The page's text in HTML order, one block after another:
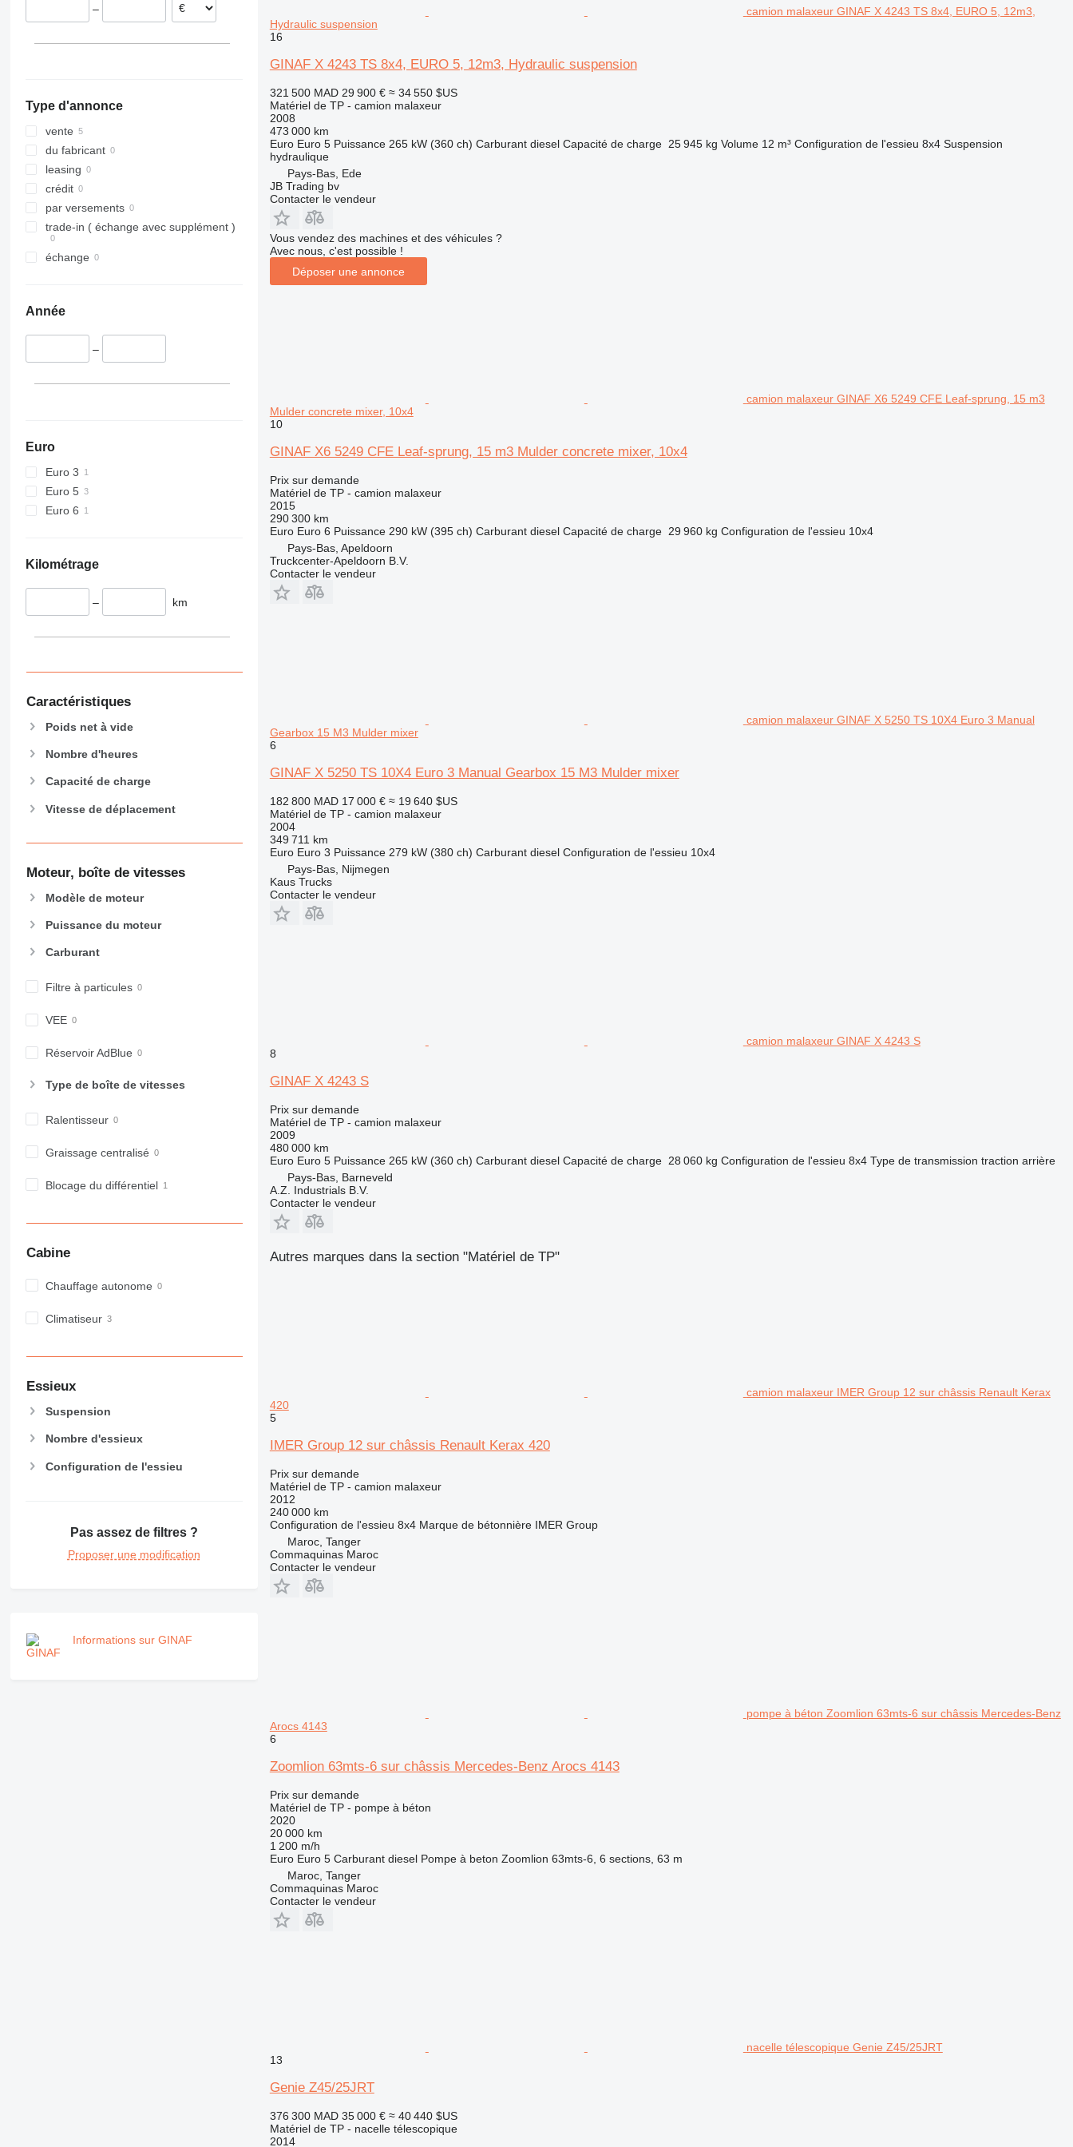
317
318
319
320
321
322
323
325
340
390
395
416
426
428
826
906
908
910
928
930
950
955
966
973
982
992
C-series
CS
D series
F-series
IT
MH
NR
PM
457
8008
8018
8025
8026
8030
8035
JS
VMT
E-series
Liftlux
Pecolift
R-series
Toucan
–
Type d'annonce
vente
du fabricant
leasing
crédit
par versements
trade-in ( échange avec supplément )
échange
Année
–
Euro
Euro 3
Euro 5
Euro 6
Kilométrage
– km
Caractéristiques
Poids net à vide
Nombre d'heures
Capacité de charge
Vitesse de déplacement
Moteur, boîte de vitesses
Modèle de moteur
Puissance du moteur
Carburant
Filtre à particules
VEE
Réservoir AdBlue
Type de boîte de vitesses
Ralentisseur
Graissage centralisé
Blocage du différentiel
Cabine
Chauffage autonome
Climatiseur
Essieux
Suspension
Nombre d'essieux
Configuration de l'essieu
Pas assez de filtres ?
Proposer une modification
Informations sur GINAF
camion malaxeur GINAF X 4243 TS 8x4, EURO 5, 12m3,
Hydraulic suspension
16
GINAF X 4243 TS 8x4, EURO 5, 12m3, Hydraulic suspension
321 500 MAD 29 900 € ≈ 34 550 $US
Matériel de TP - camion malaxeur
2008
473 000 km
Euro Euro 5 Puissance 265 kW (360 ch) Carburant diesel Capacité de charge 25 945 kg Volume 12 m³ Configuration de l'essieu 8x4 Suspension
hydraulique
Pays-Bas, Ede
JB Trading bv
Contacter le vendeur
Vous vendez des machines et des véhicules ?
Avec nous, c'est possible !
Déposer une annonce
camion malaxeur GINAF X6 5249 CFE Leaf-sprung, 15 m3
Mulder concrete mixer, 10x4
10
GINAF X6 5249 CFE Leaf-sprung, 15 m3 Mulder concrete mixer, 10x4
Prix sur demande
Matériel de TP - camion malaxeur
2015
290 300 km
Euro Euro 6 Puissance 290 kW (395 ch) Carburant diesel Capacité de charge 29 960 kg Configuration de l'essieu 10x4
Pays-Bas, Apeldoorn
Truckcenter-Apeldoorn B.V.
Contacter le vendeur
camion malaxeur GINAF X 5250 TS 10X4 Euro 3 Manual
Gearbox 15 M3 Mulder mixer
6
GINAF X 5250 TS 10X4 Euro 3 Manual Gearbox 15 M3 Mulder mixer
182 800 MAD 17 000 € ≈ 19 640 $US
Matériel de TP - camion malaxeur
2004
349 711 km
Euro Euro 3 Puissance 279 kW (380 ch) Carburant diesel Configuration de l'essieu 10x4
Pays-Bas, Nijmegen
Kaus Trucks
Contacter le vendeur
camion malaxeur GINAF X 4243 S
8
GINAF X 4243 S
Prix sur demande
Matériel de TP - camion malaxeur
2009
480 000 km
Euro Euro 5 Puissance 265 kW (360 ch) Carburant diesel Capacité de charge 28 060 kg Configuration de l'essieu 8x4 Type de transmission traction arrière
Pays-Bas, Barneveld
A.Z. Industrials B.V.
Contacter le vendeur
Autres marques dans la section "Matériel de TP"
camion malaxeur IMER Group 12 sur châssis Renault Kerax
420
5
IMER Group 12 sur châssis Renault Kerax 420
Prix sur demande
Matériel de TP - camion malaxeur
2012
240 000 km
Configuration de l'essieu 8x4 Marque de bétonnière IMER Group
Maroc, Tanger
Commaquinas Maroc
Contacter le vendeur
pompe à béton Zoomlion 63mts-6 sur châssis Mercedes-Benz
Arocs 4143
6
Zoomlion 63mts-6 sur châssis Mercedes-Benz Arocs 4143
Prix sur demande
Matériel de TP - pompe à béton
2020
20 000 km
1 200 m/h
Euro Euro 5 Carburant diesel Pompe à beton Zoomlion 63mts-6, 6 sections, 63 m
Maroc, Tanger
Commaquinas Maroc
Contacter le vendeur
nacelle télescopique Genie Z45/25JRT
13
Genie Z45/25JRT
376 300 MAD 35 000 € ≈ 40 440 $US
Matériel de TP - nacelle télescopique
2014